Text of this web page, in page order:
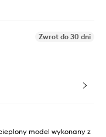
Zwrot do 30 dni
model wykonany z